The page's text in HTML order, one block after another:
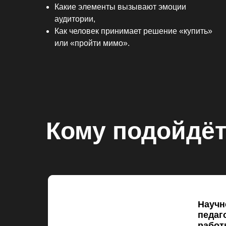
Какие элементы вызывают эмоции
аудитории,
Как человек принимает решение «купить»
или «пройти мимо».
Кому